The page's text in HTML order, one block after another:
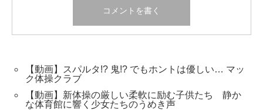
【動画】スパルタ!? 鬼!? でもホントは優しい… マッ
ク体操クラブ
【動画】新体操の厳しい柔軟に励む子供たち 静か
な体育館に響く少女たちのうめき声